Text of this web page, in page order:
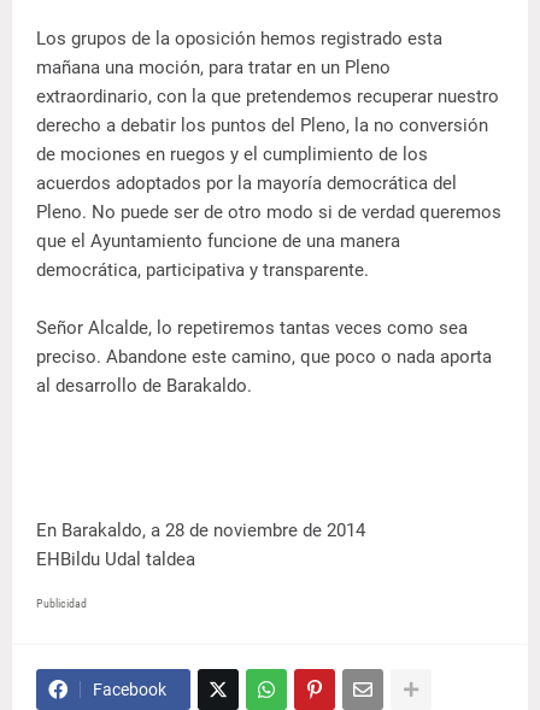
Los grupos de la oposición hemos registrado esta
mañana una moción, para tratar en un Pleno
extraordinario, con la que pretendemos recuperar nuestro
derecho a debatir los puntos del Pleno, la no conversión
de mociones en ruegos y el cumplimiento de los
acuerdos adoptados por la mayoría democrática del
Pleno. No puede ser de otro modo si de verdad queremos
que el Ayuntamiento funcione de una manera
democrática, participativa y transparente.
Señor Alcalde, lo repetiremos tantas veces como sea
preciso. Abandone este camino, que poco o nada aporta
al desarrollo de Barakaldo.
En Barakaldo, a 28 de noviembre de 2014
EHBildu Udal taldea
Publicidad
Facebook